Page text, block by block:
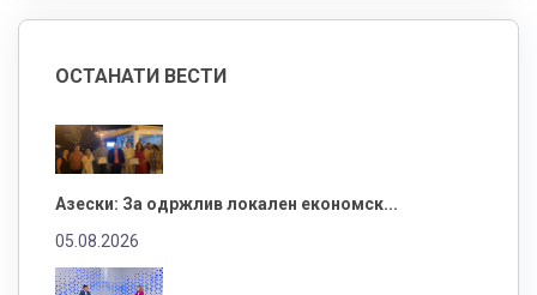
ОСТАНАТИ ВЕСТИ
Азески: За одржлив локален економск...
05.08.2026